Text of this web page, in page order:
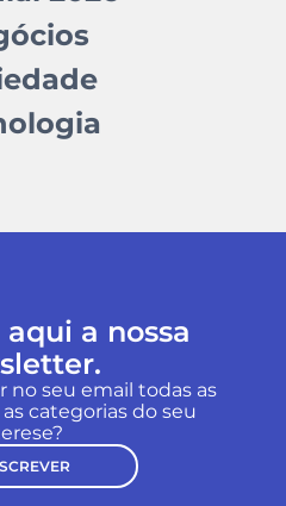
a nossa
no seu email todas as
categorias do seu